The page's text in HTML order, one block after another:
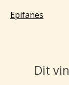
Epifanes
Dit